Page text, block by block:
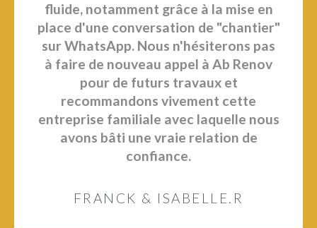
fluide, notamment grâce à la mise en
place d'une conversation de "chantier"
sur WhatsApp. Nous n'hésiterons pas
à faire de nouveau appel à Ab Renov
pour de futurs travaux et
recommandons vivement cette
entreprise familiale avec laquelle nous
avons bâti une vraie relation de
confiance.
FRANCK & ISABELLE.R